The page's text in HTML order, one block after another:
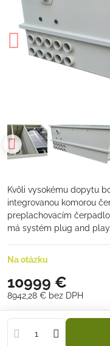
Kvôli vysokému dopytu
integrovanou komorou
preplachovacím
má systém plug and play.
Na otázku
10999 €
8942,28 € bez DPH